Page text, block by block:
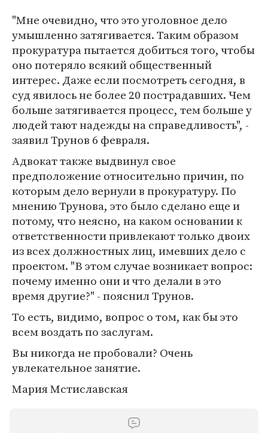
"Мне очевидно, что это уголовное дело
умышленно затягивается. Таким образом
прокуратура пытается добиться того, чтобы
оно потеряло всякий общественный
интерес. Даже если посмотреть сегодня, в
суд явилось не более 20 пострадавших. Чем
больше затягивается процесс, тем больше у
людей тают надежды на справедливость", -
заявил Трунов 6 февраля.
Адвокат также выдвинул свое
предположение относительно причин, по
которым дело вернули в прокуратуру. По
мнению Трунова, это было сделано еще и
потому, что неясно, на каком основании к
ответственности привлекают только двоих
из всех должностных лиц, имевших дело с
проектом. "В этом случае возникает вопрос:
почему именно они и что делали в это
время другие?" - пояснил Трунов.
То есть, видимо, вопрос о том, как бы это
всем воздать по заслугам.
Вы никогда не пробовали? Очень
увлекательное занятие.
Мария Мстиславская